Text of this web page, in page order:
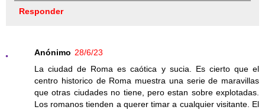
Responder
Anónimo 28/6/23
La ciudad de Roma es caótica y sucia. Es cierto que el
centro historico de Roma muestra una serie de maravillas
que otras ciudades no tiene, pero estan sobre explotadas.
Los romanos tienden a querer timar a cualquier visitante. El